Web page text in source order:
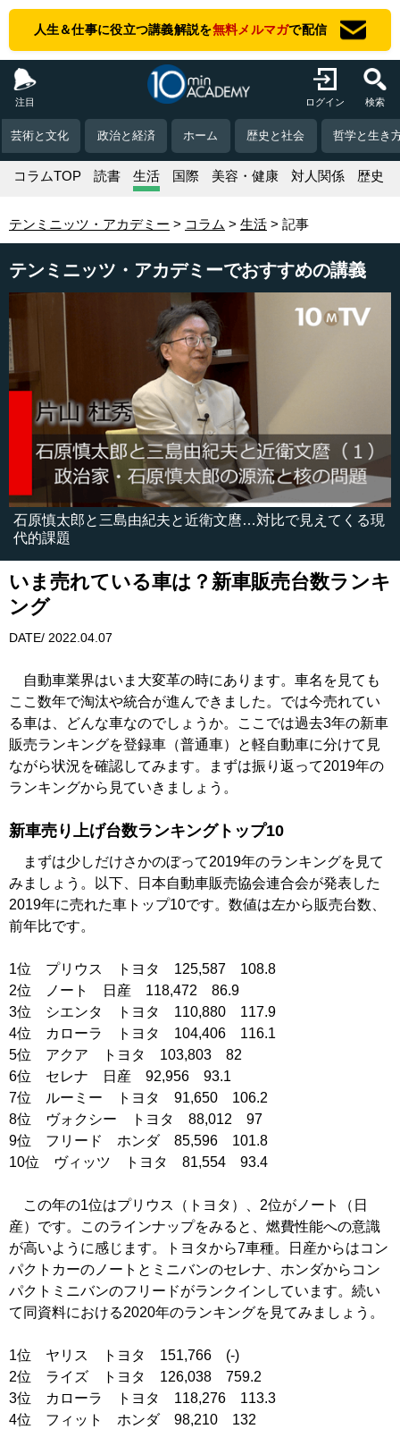
人生＆仕事に役立つ講義解説を無料メルマガで配信
注目 ログイン 検索
芸術と文化 政治と経済 ホーム 歴史と社会 哲学と生き
コラムTOP 読書 生活 国際 美容・健康 対人関係 歴史
テンミニッツ・アカデミー コラム 生活 記事
テンミニッツ・アカデミーでおすすめの講義
石原慎太郎と三島由紀夫と近衛文麿…対比で見えてくる現
代的課題
いま売れている車は？新車販売台数ランキ
ング
DATE/ 2022.04.07
自動車業界はいま大変革の時にあります。車名を見ても
ここ数年で淘汰や統合が進んできました。では今売れてい
る車は、どんな車なのでしょうか。ここでは過去3年の新車
販売ランキングを登録車（普通車）と軽自動車に分けて見
ながら状況を確認してみます。まずは振り返って2019年の
ランキングから見ていきましょう。
新車売り上げ台数ランキングトップ10
まずは少しだけさかのぼって2019年のランキングを見て
みましょう。以下、日本自動車販売協会連合会が発表した
2019年に売れた車トップ10です。数値は左から販売台数、
前年比です。
1位 プリウス トヨタ 125,587 108.8
2位 ノート 日産 118,472 86.9
3位 シエンタ トヨタ 110,880 117.9
4位 カローラ トヨタ 104,406 116.1
5位 アクア トヨタ 103,803 82
6位 セレナ 日産 92,956 93.1
7位 ルーミー トヨタ 91,650 106.2
8位 ヴォクシー トヨタ 88,012 97
9位 フリード ホンダ 85,596 101.8
10位 ヴィッツ トヨタ 81,554 93.4
この年の1位はプリウス（トヨタ）、2位がノート（日
産）です。このラインナップをみると、燃費性能への意識
が高いように感じます。トヨタから7車種。日産からはコン
パクトカーのノートとミニバンのセレナ、ホンダからコン
パクトミニバンのフリードがランクインしています。続い
て同資料における2020年のランキングを見てみましょう。
1位 ヤリス トヨタ 151,766 (-)
2位 ライズ トヨタ 126,038 759.2
3位 カローラ トヨタ 118,276 113.3
4位 フィット ホンダ 98,210 132